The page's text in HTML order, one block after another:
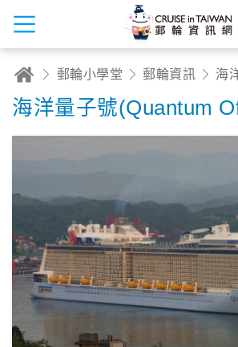
郵輪小學堂 郵輪資訊
海洋量子號(Quantum